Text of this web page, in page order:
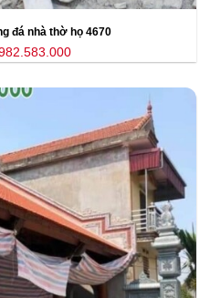
đá nhà thờ họ 4670